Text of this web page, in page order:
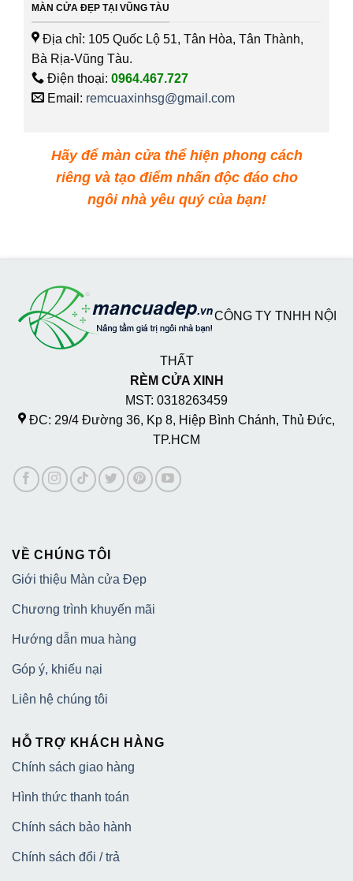
MÀN CỬA ĐẸP TẠI VŨNG TÀU
Địa chỉ: 105 Quốc Lộ 51, Tân Hòa, Tân Thành,
Bà Rịa-Vũng Tàu.
Điện thoại: 0964.467.727
Email: remcuaxinhsg@gmail.com
Hãy để màn cửa thể hiện phong cách
riêng và tạo điểm nhấn độc đáo cho
ngôi nhà yêu quý của bạn!
CÔNG TY TNHH NỘI
THẤT
RÈM CỬA XINH
MST: 0318263459
ĐC: 29/4 Đường 36, Kp 8, Hiệp Bình Chánh, Thủ Đức,
TP.HCM
VỀ CHÚNG TÔI
Giới thiệu Màn cửa Đẹp
Chương trình khuyến mãi
Hướng dẫn mua hàng
Góp ý, khiếu nại
Liên hệ chúng tôi
HỖ TRỢ KHÁCH HÀNG
Chính sách giao hàng
Hình thức thanh toán
Chính sách bảo hành
Chính sách đổi / trả